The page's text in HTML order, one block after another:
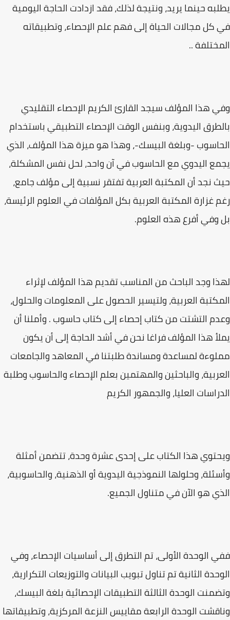
يطلبه حينما يريد، ونتيجة لذلك، فقد ازدادت الحاجة اليومية
في كل مجالات الحياة إلى فهم علم الإحصاء، وتطبيقاته
المختلفة ..
وفي هذا المؤلف سيجد القارئ الكريم الإحصاء التقليدي
بالطرق اليدوية، وبنفس الوقت الإحصاء التطبيقي باستخدام
الحاسوب -وبلغة البيسك-، وهذا هو ميزة هذا المؤلف، الذي
يجمع اليدوي مع الحاسوب في آن واحد، لحل نفس المشكلة،
حيث نجد أن المكتبة العربية تفتقر نسبية إلى مؤلف جامع،
رغم غزارة المكتبة العربية بكل المؤلفات في العلوم الرئيسة،
بل وفي أفرع هذه العلوم.
لهذا وجد الباحث من المناسب تقديم هذا المؤلف لإثراء
المكتبة العربية، ولتيسير الحصول على المعلومات والحلول،
وعدم التشتت من كتاب إحصاء إلى كتاب حاسوب . وأملنا أن
يملأ هذا المؤلف فراغا نحن في أشد الحاجة إلى أن یکون
مملوءة لمساعدة ومساندة طلبتنا في المعاهد والجامعات
العربية، والباحثين والمهتمين بعلم الإحصاء والحاسوب وطلبة
الدراسات العليا، والجمهور الكريم
ويحتوي هذا الكتاب على إحدى عشرة وحدة، تتضمن أمثلة
وأسئلة، وحلولها النموذجية اليدوية أو الذهنية، والحاسوبية،
الذي هو الآن في متناول الجميع.
ففي الوحدة الأولى، تم التطرق إلى أساسيات الإحصاء، وفي
الوحدة الثانية تم تناول تبويب البيانات والتوزيعات التكرارية،
وتضمنت الوحدة الثالثة التطبيقات الإحصائية بلغة البيسك،
وناقشت الوحدة الرابعة مقاييس النزعة المركزية، وتطبيقاتها